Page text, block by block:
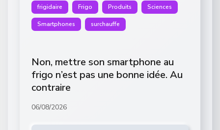
frigidaire Frigo Produits Sciences
Smartphones surchauffe
Non, mettre son smartphone au
frigo n’est pas une bonne idée. Au
contraire
06/08/2026